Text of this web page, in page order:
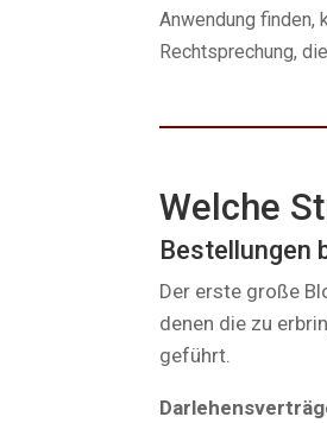
Anwendung finden,
Rechtsprechung,
Welche
Bestellungen
Der erste große
denen die zu
geführt.